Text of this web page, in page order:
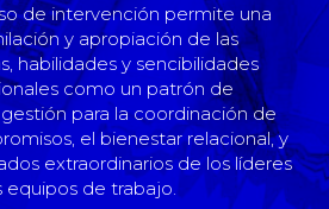
de intervención permite una
y apropiación de las
habilidades y sencibilidades
como un patrón de
para la coordinación de
el bienestar relacional, y
extraordinarios de los líderes
equipos de trabajo.